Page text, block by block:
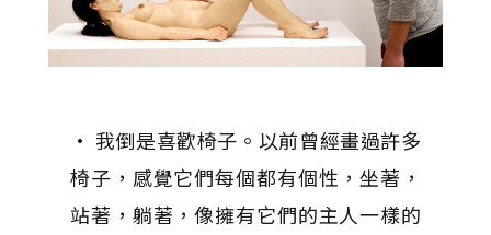
• 我倒是喜歡椅子。以前曾經畫過許多
椅子，感覺它們每個都有個性，坐著，
站著，躺著，像擁有它們的主人一樣的